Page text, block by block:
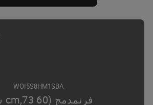
WOI5S8HM1SBA
فرنمدمج (60 cm,73 سم)